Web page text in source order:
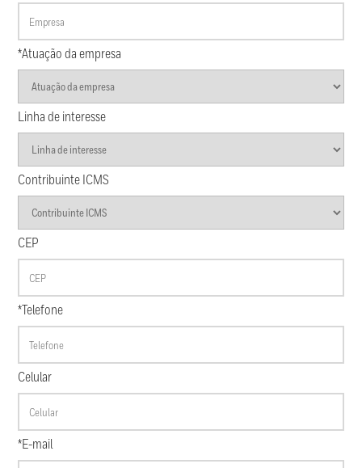
*Atuação da empresa
Linha de interesse
Contribuinte ICMS
CEP
*Telefone
Celular
*E-mail